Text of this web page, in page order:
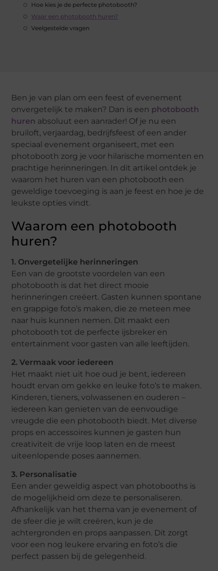
Hoe kies je de perfecte photobooth?
Waar een photobooth huren?
Veelgestelde vragen
Ben je van plan om een feest of evenement
onvergetelijk te maken? Dan is een photobooth
huren absoluut een aanrader! Of je nu een
bruiloft, verjaardag, bedrijfsfeest of een ander
speciaal evenement organiseert, met een
photobooth zorg je voor hilarische momenten en
prachtige herinneringen. In dit artikel ontdek je
waarom het huren van een photobooth een
geweldige toevoeging is aan je feest en hoe je de
leukste opties vindt.
Waarom een photobooth
huren?
1. Onvergetelijke herinneringen
Een van de grootste voordelen van een
photobooth is dat het direct mooie
herinneringen creëert. Gasten kunnen spontane
en grappige foto’s maken, die ze meteen mee
naar huis kunnen nemen. Dit maakt een
photobooth tot de perfecte ijsbreker en
entertainment voor gasten van alle leeftijden.
2. Vermaak voor iedereen
Het maakt niet uit hoe oud je bent, iedereen
houdt ervan om gekke en leuke foto’s te maken.
Kinderen, tieners, volwassenen en ouderen –
iedereen kan genieten van de eenvoudige
vreugde die een photobooth biedt. Met diverse
props en accessoires kunnen je gasten hun
creativiteit de vrije loop laten en de meest
uiteenlopende poses aannemen.
3. Personalisatie
Een ander geweldig aspect van photobooths is
de mogelijkheid om deze te personaliseren.
Afhankelijk van het thema van je evenement of
de sfeer die je wilt creëren, kun je de
achtergronden en props aanpassen. Dit zorgt
voor een nog leukere ervaring en foto’s die
perfect passen bij de gelegenheid.